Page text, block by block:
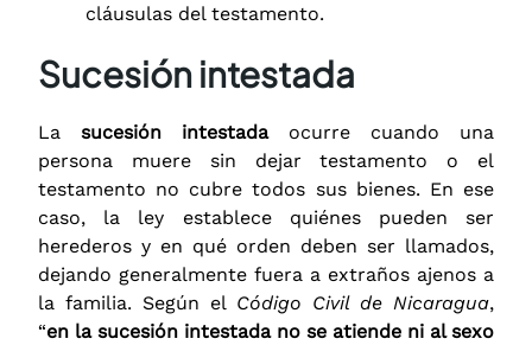
cláusulas del testamento.
Sucesión intestada
La sucesión intestadaocurre cuando una
persona muere sin dejar testamento o el
testamento no cubre todos sus bienes. En ese
caso, la ley establece quiénes pueden ser
herederos y en qué orden deben ser llamados,
dejando generalmente fuera a extraños ajenos a
la familia. Según el Código Civil de Nicaragua,
“en la sucesión intestada no se atiende ni al sexo